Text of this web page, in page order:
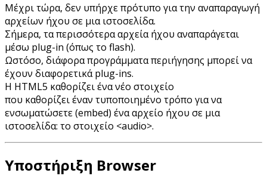
Μέχρι τώρα, δεν υπήρχε πρότυπο για την αναπαραγωγή
αρχείων ήχου σε μια ιστοσελίδα.
Σήμερα, τα περισσότερα αρχεία ήχου αναπαράγεται
μέσω plug-in (όπως το flash).
Ωστόσο, διάφορα προγράμματα περιήγησης μπορεί να
έχουν διαφορετικά plug-ins.
Η HTML5 καθορίζει ένα νέο στοιχείο
που καθορίζει έναν τυποποιημένο τρόπο για να
ενσωματώσετε (embed) ένα αρχείο ήχου σε μια
ιστοσελίδα: το στοιχείο <audio>.
Υποστήριξη Browser